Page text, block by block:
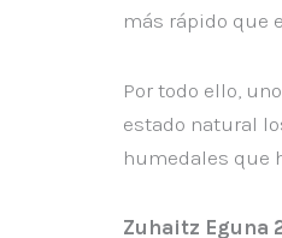
más rápido que
Por todo ello,
estado natural
humedales que
Zuhaitz Eguna